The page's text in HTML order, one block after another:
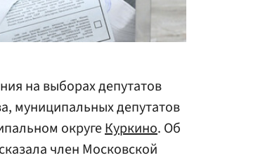
на выборах депутатов
муниципальных депутатов
округеКуркино. Об
член Московской